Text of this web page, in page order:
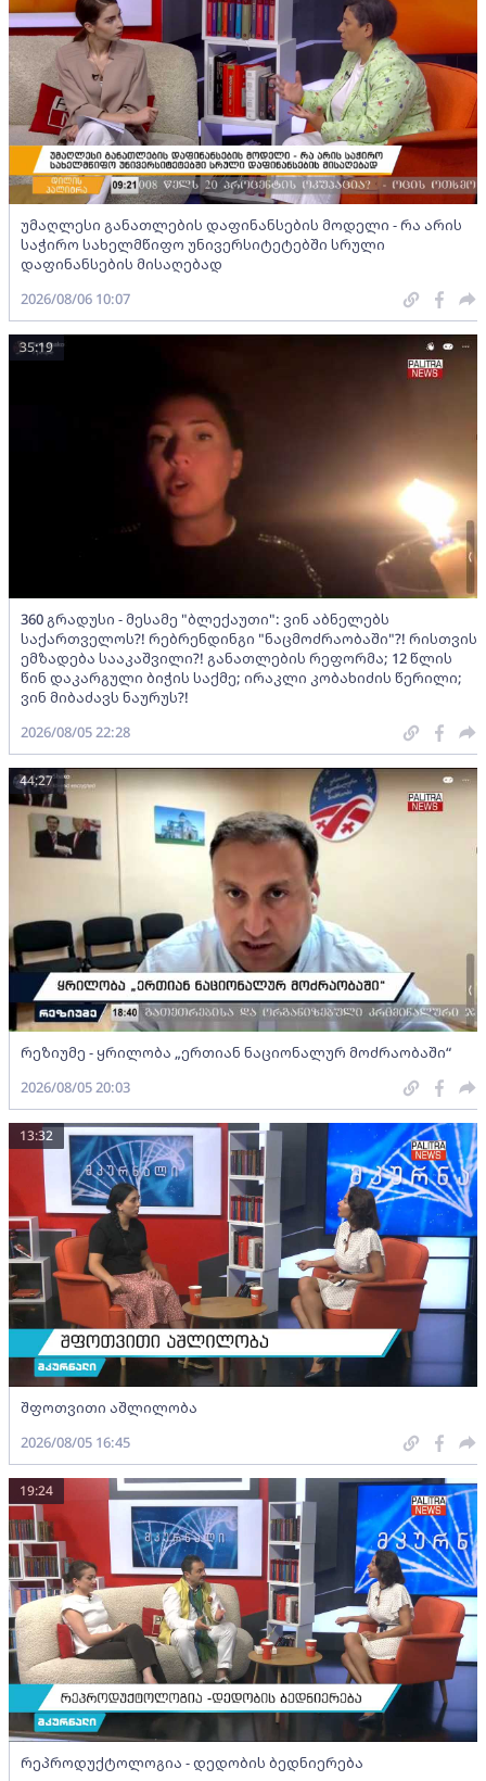
უმაღლესი განათლების დაფინანსების მოდელი - რა არის
საჭირო სახელმწიფო უნივერსიტეტებში სრული
დაფინანსების მისაღებად
2026/08/06 10:07
360 გრადუსი - მესამე "ბლექაუთი": ვინ აბნელებს
საქართველოს?! რებრენდინგი "ნაცმოძრაობაში"?! რისთვის
ემზადება სააკაშვილი?! განათლების რეფორმა; 12 წლის
წინ დაკარგული ბიჭის საქმე; ირაკლი კობახიძის წერილი;
ვინ მიბაძავს ნაურუს?!
35:19
2026/08/05 22:28
რეზიუმე - ყრილობა „ერთიან ნაციონალურ მოძრაობაში“
44:27
2026/08/05 20:03
შფოთვითი აშლილობა
13:32
2026/08/05 16:45
რეპროდუქტოლოგია - დედობის ბედნიერება
19:24